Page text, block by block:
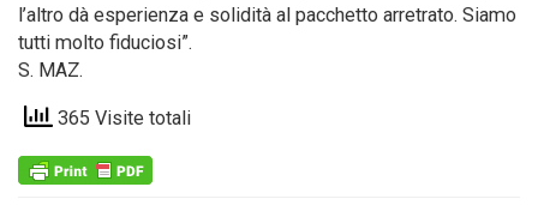
l’altro dà esperienza e solidità al pacchetto arretrato. Siamo
tutti molto fiduciosi”.
S. MAZ.
365 Visite totali